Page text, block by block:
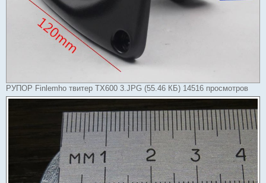
РУПОР Finlemho твитер TX600 3.JPG (55.46 КБ) 14516 просмотров